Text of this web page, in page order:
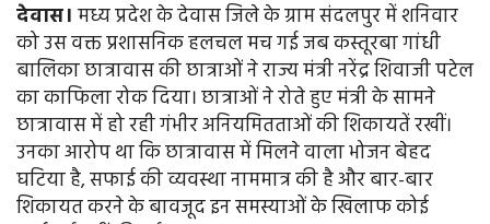
देवास। मध्य प्रदेश के देवास जिले के ग्राम संदलपुर में शनिवार
को उस वक्त प्रशासनिक हलचल मच गई जब कस्तूरबा गांधी
बालिका छात्रावास की छात्राओं ने राज्य मंत्री नरेंद्र शिवाजी पटेल
का काफिला रोक दिया। छात्राओं ने रोते हुए मंत्री के सामने
छात्रावास में हो रही गंभीर अनियमितताओं की शिकायतें रखीं।
उनका आरोप था कि छात्रावास में मिलने वाला भोजन बेहद
घटिया है, सफाई की व्यवस्था नाममात्र की है और बार-बार
शिकायत करने के बावजूद इन समस्याओं के खिलाफ कोई